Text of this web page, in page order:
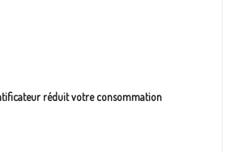
réduit votre consommation